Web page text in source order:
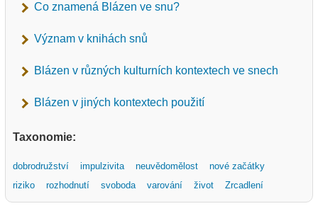
Co znamená Blázen ve snu?
Význam v knihách snů
Blázen v různých kulturních kontextech ve snech
Blázen v jiných kontextech použití
Taxonomie:
dobrodružství impulzivita neuvědomělost
nové začátky
riziko
rozhodnutí svoboda varování život Zrcadlení